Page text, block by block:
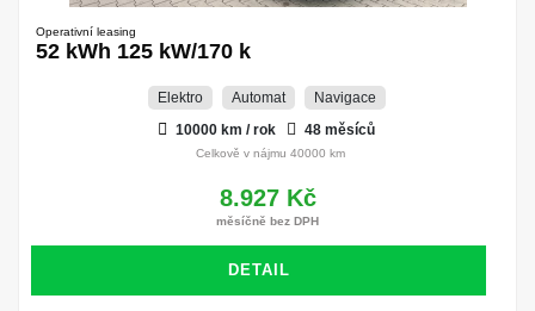
Operativní leasing
52 kWh 125 kW/170 k
Elektro Automat
Navigace
10000 km / rok
48 měsíců
Celkově v nájmu 40000 km
8.927 Kč
měsíčně bez DPH
DETAIL